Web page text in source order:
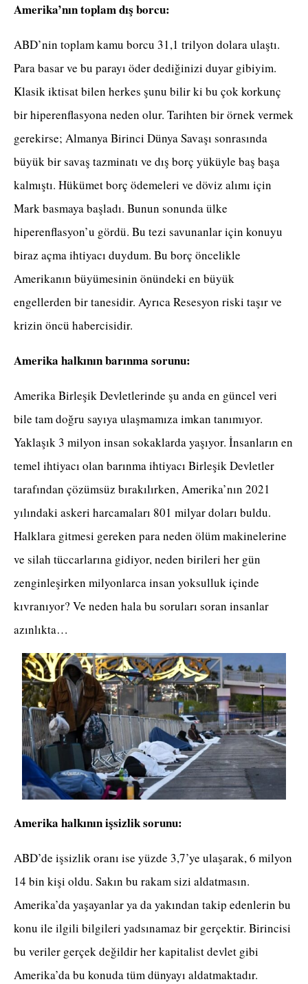
Amerika’nın toplam dış borcu:
ABD’nin toplam kamu borcu 31,1 trilyon dolara ulaştı.
Para basar ve bu parayı öder dediğinizi duyar gibiyim.
Klasik iktisat bilen herkes şunu bilir ki bu çok korkunç
bir hiperenflasyona neden olur. Tarihten bir örnek vermek
gerekirse; Almanya Birinci Dünya Savaşı sonrasında
büyük bir savaş tazminatı ve dış borç yüküyle baş başa
kalmıştı. Hükümet borç ödemeleri ve döviz alımı için
Mark basmaya başladı. Bunun sonunda ülke
hiperenflasyon’u gördü. Bu tezi savunanlar için konuyu
biraz açma ihtiyacı duydum. Bu borç öncelikle
Amerikanın büyümesinin önündeki en büyük
engellerden bir tanesidir. Ayrıca Resesyon riski taşır ve
krizin öncü habercisidir.
Amerika halkının barınma sorunu:
Amerika Birleşik Devletlerinde şu anda en güncel veri
bile tam doğru sayıya ulaşmamıza imkan tanımıyor.
Yaklaşık 3 milyon insan sokaklarda yaşıyor. İnsanların en
temel ihtiyacı olan barınma ihtiyacı Birleşik Devletler
tarafından çözümsüz bırakılırken, Amerika’nın 2021
yılındaki askeri harcamaları 801 milyar doları buldu.
Halklara gitmesi gereken para neden ölüm makinelerine
ve silah tüccarlarına gidiyor, neden birileri her gün
zenginleşirken milyonlarca insan yoksulluk içinde
kıvranıyor? Ve neden hala bu soruları soran insanlar
azınlıkta…
Amerika halkının işsizlik sorunu:
ABD’de işsizlik oranı ise yüzde 3,7’ye ulaşarak, 6 milyon
14 bin kişi oldu. Sakın bu rakam sizi aldatmasın.
Amerika’da yaşayanlar ya da yakından takip edenlerin bu
konu ile ilgili bilgileri yadsınamaz bir gerçektir. Birincisi
bu veriler gerçek değildir her kapitalist devlet gibi
Amerika’da bu konuda tüm dünyayı aldatmaktadır.